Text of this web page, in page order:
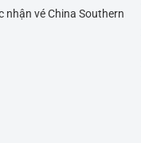
nhận vé China Southern